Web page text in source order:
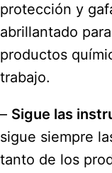
protección y
abrillantado
productos
trabajo.
– Sigue las
sigue siempre
tanto de los